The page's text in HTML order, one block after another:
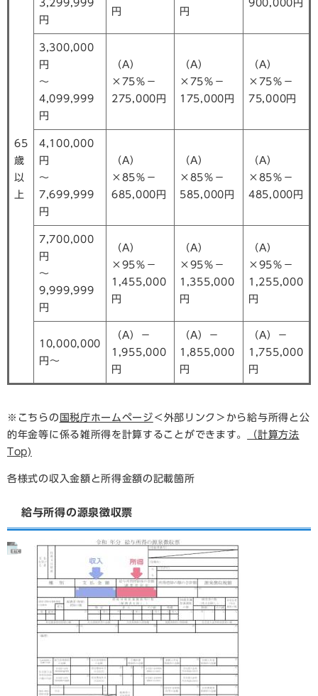
65
歳
以
上
3,299,999
円
円 円
900,000円
3,300,000
円
～
4,099,999
円
（A）
×75％－
275,000円
（A）
×75％－
175,000円
（A）
×75％－
75,000円
4,100,000
円
～
7,699,999
円
（A）
×85％－
685,000円
（A）
×85％－
585,000円
（A）
×85％－
485,000円
7,700,000
円
～
9,999,999
円
（A）
×95％－
1,455,000
円
（A）
×95％－
1,355,000
円
（A）
×95％－
1,255,000
円
10,000,000
円～
（A）－
1,955,000
円
（A）－
1,855,000
円
（A）－
1,755,000
円
※こちらの 国税庁ホームページ ＜外部リンク＞ から給与所得と公
的年金等に係る雑所得を計算することができます。
（計算方法
Top)
各様式の収入金額と所得金額の記載箇所
給与所得の源泉徴収票